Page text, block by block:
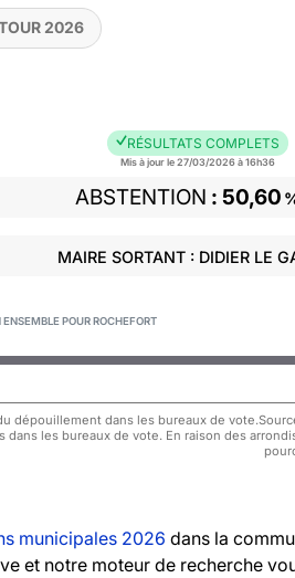
2026
RÉSULTATS COMPLETS
Mis à jour le 27/03/2026 à 16h36
ABSTENTION 50,60
MAIRE SORTANT : DIDIER LE
POUR ROCHEFORT
dépouillement dans les bureaux de
dans les bureaux de vote. En raison des
municipales 2026 dans la
et notre moteur de recherche